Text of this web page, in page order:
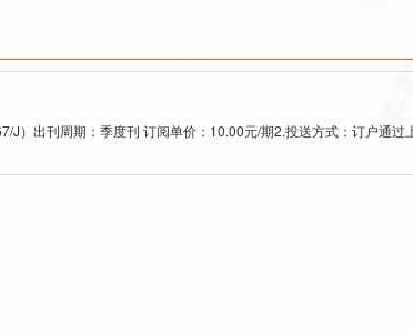
通过上述方式订阅的期刊均由邮局办理